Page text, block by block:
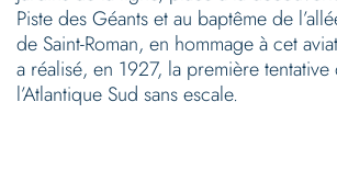
Piste des Géants et au baptême de
de Saint-Roman, en hommage à cet
a réalisé, en 1927, la première
l’Atlantique Sud sans escale.